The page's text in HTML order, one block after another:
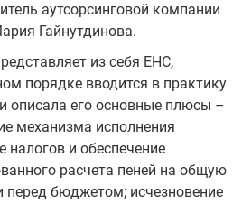
аутсорсинговой компании
Гайнутдинова.
из себя ЕНС,
порядке вводится в практику
описала его основные плюсы –
механизма исполнения
налогов и обеспечение
расчета пеней на общую
бюджетом; исчезновение